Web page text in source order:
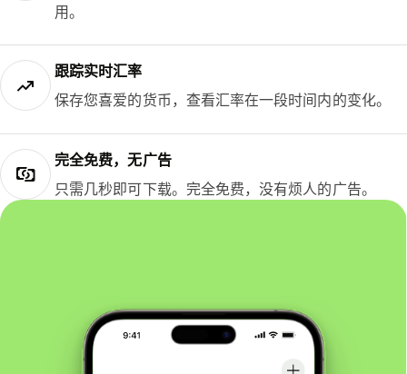
用。
跟踪实时汇率
保存您喜爱的货币，查看汇率在一段时间内的变化。
完全免费，无广告
只需几秒即可下载。完全免费，没有烦人的广告。